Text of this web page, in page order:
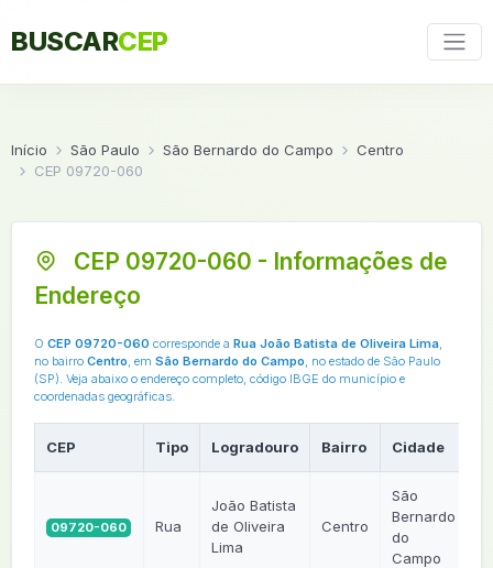
BUSCARCEP
Início São Paulo São Bernardo do Campo
Centro
CEP 09720-060
CEP 09720-060 - Informações de
Endereço
O CEP 09720-060 corresponde a Rua João Batista de Oliveira Lima,
no bairro Centro, em São Bernardo do Campo, no estado de São Paulo
(SP). Veja abaixo o endereço completo, código IBGE do município e
coordenadas geográficas.
CEP Tipo Logradouro Bairro Cidade
09720-060 Rua
João Batista
de Oliveira
Lima
Centro
São
Bernardo
do
Campo